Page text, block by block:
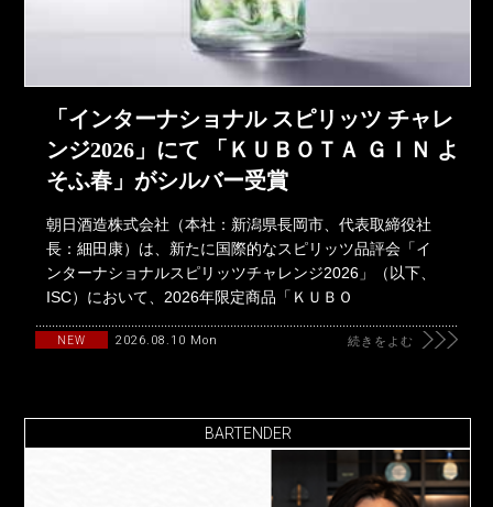
「インターナショナル スピリッツ チャレ
ンジ2026」にて 「ＫＵＢＯＴＡ ＧＩＮ よ
そふ春」がシルバー受賞
朝日酒造株式会社（本社：新潟県長岡市、代表取締役社
長：細田康）は、新たに国際的なスピリッツ品評会「イ
ンターナショナルスピリッツチャレンジ2026」（以下、
ISC）において、2026年限定商品「ＫＵＢＯ
NEW 2026.08.10 Mon 続きをよむ
BARTENDER